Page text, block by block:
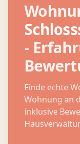
-
Finde echte
Wohnung an
inklusive